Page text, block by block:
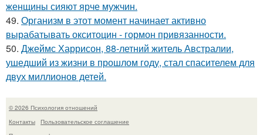
женщины сияют ярче мужчин.
49. Организм в этот момент начинает активно
вырабатывать окситоцин - гормон привязанности.
50. Джеймс Харрисон, 88-летний житель Австралии,
ушедший из жизни в прошлом году, стал спасителем для
двух миллионов детей.
© 2026 Психология отношений
Контакты
Пользовательское соглашение